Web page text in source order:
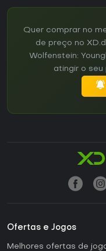
Quer comprar no
de preço no
Wolfenstein:
atingir o seu
Ofertas e Jogos
Melhores ofertas de